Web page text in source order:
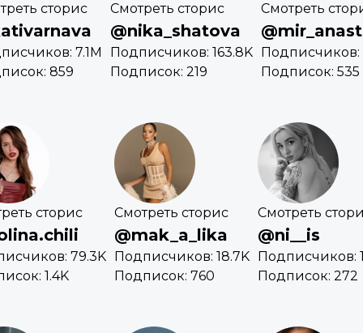
сторис
7.1M
859
Смотреть сторис
@nika_shatova
Подписчиков: 163.8K
Подписок: 219
Смотреть
Подписчиков:
Подписок: 535
сторис
79.3K
1.4K
Смотреть сторис
@mak_a_lika
Подписчиков: 18.7K
Подписок: 760
Смотреть
@ni__is
Подписчиков:
Подписок: 272